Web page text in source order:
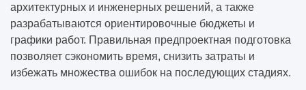
архитектурных и инженерных решений, а также
разрабатываются ориентировочные бюджеты и
графики работ. Правильная предпроектная подготовка
позволяет сэкономить время, снизить затраты и
избежать множества ошибок на последующих стадиях.